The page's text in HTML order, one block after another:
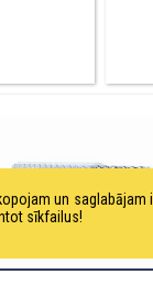
un
sīkfailus!